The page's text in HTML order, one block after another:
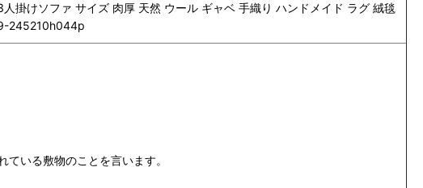
けソファ サイズ 肉厚 天然 ウール ギャベ 手織り ハンドメイド ラグ 絨毯
245210h044p
いる敷物のことを言います。